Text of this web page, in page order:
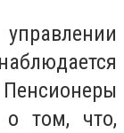
о том, что,